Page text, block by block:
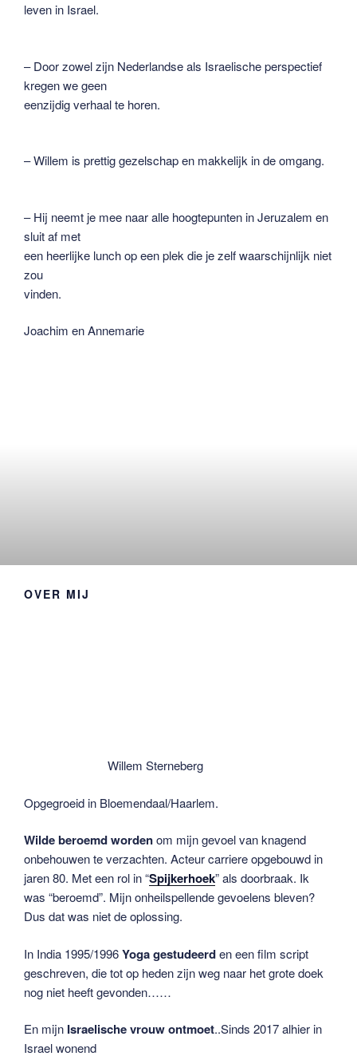
leven in Israel.
– Door zowel zijn Nederlandse als Israelische perspectief
kregen we geen
eenzijdig verhaal te horen.
– Willem is prettig gezelschap en makkelijk in de omgang.
– Hij neemt je mee naar alle hoogtepunten in Jeruzalem en
sluit af met
een heerlijke lunch op een plek die je zelf waarschijnlijk niet
zou
vinden.
Joachim en Annemarie
OVER MIJ
Willem Sterneberg
Opgegroeid in Bloemendaal/Haarlem.
Wilde beroemd wordenom mijn gevoel van knagend
onbehouwen te verzachten. Acteur carriere opgebouwd in
jaren 80. Met een rol in “Spijkerhoek” als doorbraak. Ik
was “beroemd”. Mijn onheilspellende gevoelens bleven?
Dus dat was niet de oplossing.
In India 1995/1996Yoga gestudeerden een film script
geschreven, die tot op heden zijn weg naar het grote doek
nog niet heeft gevonden……
En mijn Israelische vrouw ontmoet..Sinds 2017 alhier in
Israel wonend